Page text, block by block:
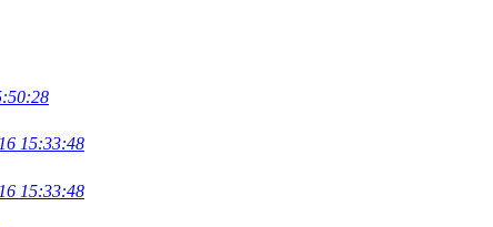
15:33:48
15:33:48